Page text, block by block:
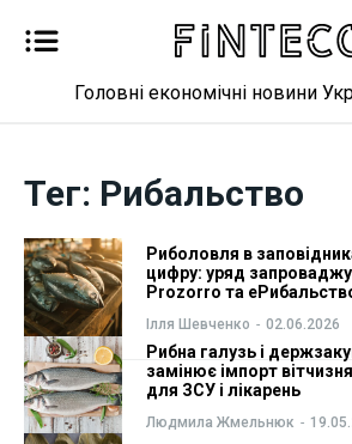
Бізнес
Фінанси
Валютний ринок
Криптовалюта
Бізнес
Фінанси
Валютний ринок
Криптовалюта
Головні економічні новини
Тег: Рибальство
Риболовля в
цифру: уряд
Prozorro та
Ілля Шевченко - 02.06.2026
Рибна галузь і
замінює імпорт
для ЗСУ і лікарень
Людмила Жмельнюк -